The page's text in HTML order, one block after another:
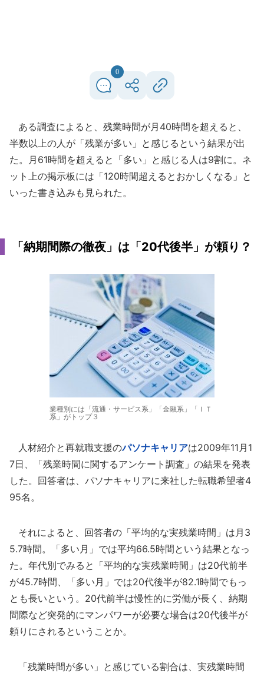
0
ある調査によると、残業時間が月40時間を超えると、
半数以上の人が「残業が多い」と感じるという結果が出
た。月61時間を超えると「多い」と感じる人は9割に。ネ
ット上の掲示板には「120時間超えるとおかしくなる」と
いった書き込みも見られた。
「納期間際の徹夜」は「20代後半」が頼り？
業種別には「流通・サービス系」「金融系」「ＩＴ
系」がトップ３
人材紹介と再就職支援のパソナキャリアは2009年11月1
7日、「残業時間に関するアンケート調査」の結果を発表
した。回答者は、パソナキャリアに来社した転職希望者4
95名。
それによると、回答者の「平均的な実残業時間」は月3
5.7時間。「多い月」では平均66.5時間という結果となっ
た。年代別でみると「平均的な実残業時間」は20代前半
が45.7時間、「多い月」では20代後半が82.1時間でもっ
とも長いという。20代前半は慢性的に労働が長く、納期
間際など突発的にマンパワーが必要な場合は20代後半が
頼りにされるということか。
「残業時間が多い」と感じている割合は、実残業時間